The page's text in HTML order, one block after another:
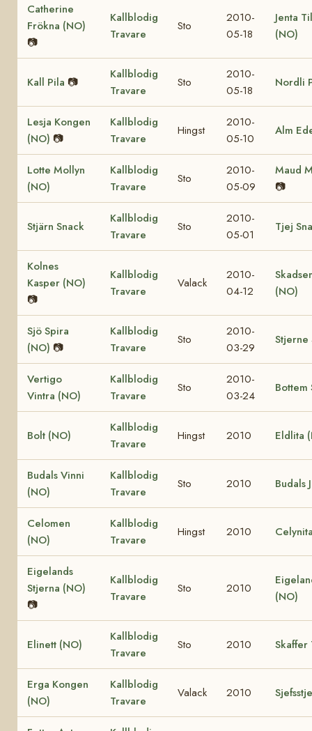
Catherine
Frökna (NO)
📷
Kallblodig
Travare
Sto
2010-
05-18
Jenta
(NO)
Kall Pila 📷
Kallblodig
Travare
Sto
2010-
05-18
Nordli
Lesja Kongen
(NO) 📷
Kallblodig
Travare
Hingst
2010-
05-10
Alm
Lotte Mollyn
(NO)
Kallblodig
Travare
Sto
2010-
05-09
Maud
📷
Stjärn Snack
Kallblodig
Travare
Sto
2010-
05-01
Tjej
Kolnes
Kasper (NO)
📷
Kallblodig
Travare
Valack
2010-
04-12
(NO)
Sjö Spira
(NO) 📷
Kallblodig
Travare
Sto
2010-
03-29
Stjerne
Vertigo
Vintra (NO)
Kallblodig
Travare
Sto
2010-
03-24
Bottem
Bolt (NO)
Kallblodig
Travare
Hingst 2010 Eldlita
Budals Vinni
(NO)
Kallblodig
Travare
Sto 2010 Budals
Celomen
(NO)
Kallblodig
Travare
Hingst 2010
Eigelands
Stjerna (NO)
📷
Kallblodig
Travare
Sto 2010
(NO)
Elinett (NO)
Kallblodig
Travare
Sto 2010 Skaffer
Erga Kongen
(NO)
Kallblodig
Travare
Valack 2010